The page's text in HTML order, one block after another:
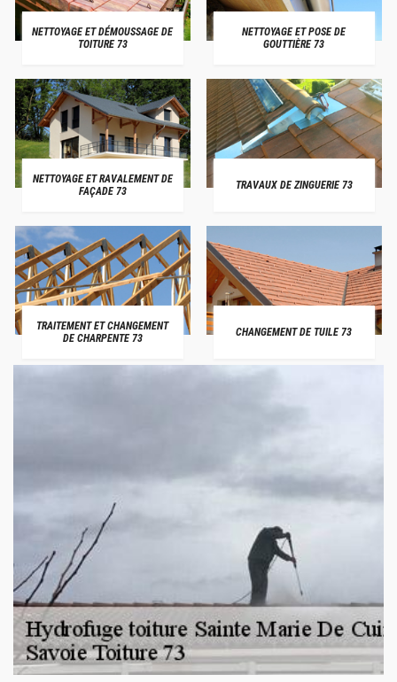
NETTOYAGE ET DÉMOUSSAGE DE
TOITURE 73
NETTOYAGE ET POSE DE
GOUTTIÈRE 73
NETTOYAGE ET RAVALEMENT DE
FAÇADE 73
TRAVAUX DE ZINGUERIE 73
TRAITEMENT ET CHANGEMENT
DE CHARPENTE 73
CHANGEMENT DE TUILE 73